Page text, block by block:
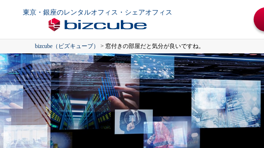
東京・銀座のレンタルオフィス・シェアオフィス
bizcube（ビズキューブ） > 窓付きの部屋だと気分が良いですね。